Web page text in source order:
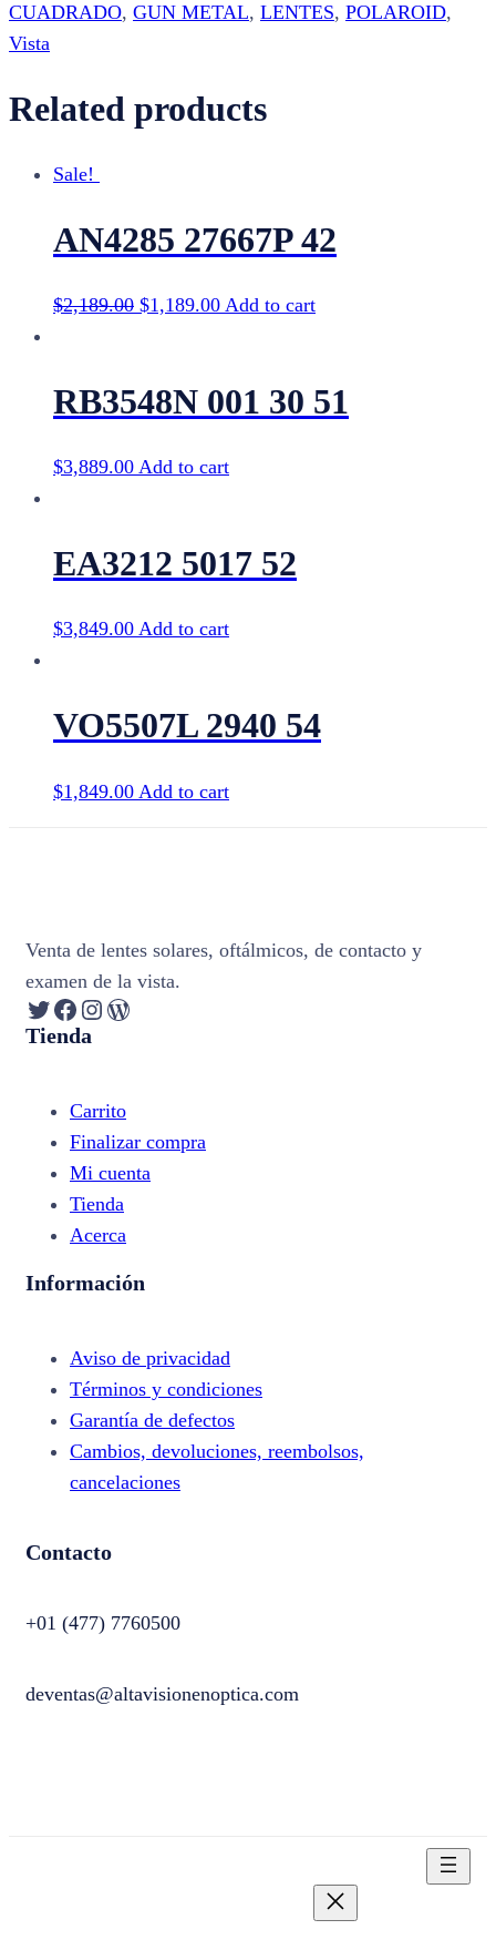
CUADRADO, GUN METAL, LENTES, POLAROID,
Vista
Related products
Sale!
AN4285 27667P 42
$2,189.00 $1,189.00 Add to cart
RB3548N 001 30 51
$3,889.00 Add to cart
EA3212 5017 52
$3,849.00 Add to cart
VO5507L 2940 54
$1,849.00 Add to cart
Venta de lentes solares, oftálmicos, de contacto y
examen de la vista.
Twitter Facebook Instagram WordPress
Tienda
Carrito
Finalizar compra
Mi cuenta
Tienda
Acerca
Información
Aviso de privacidad
Términos y condiciones
Garantía de defectos
Cambios, devoluciones, reembolsos,
cancelaciones
Contacto
+01 (477) 7760500
deventas@altavisionenoptica.com